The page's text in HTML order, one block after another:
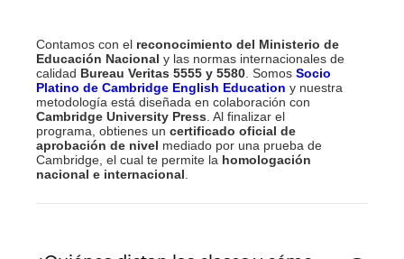
Contamos con el reconocimiento del Ministerio de
Educación Nacional y las normas internacionales de
calidad Bureau Veritas 5555 y 5580 . Somos Socio
Platino de Cambridge English Education y nuestra
metodología está diseñada en colaboración con
Cambridge University Press . Al finalizar el
programa, obtienes un certificado oficial de
aprobación de nivel mediado por una prueba de
Cambridge, el cual te permite la homologación
nacional e internacional